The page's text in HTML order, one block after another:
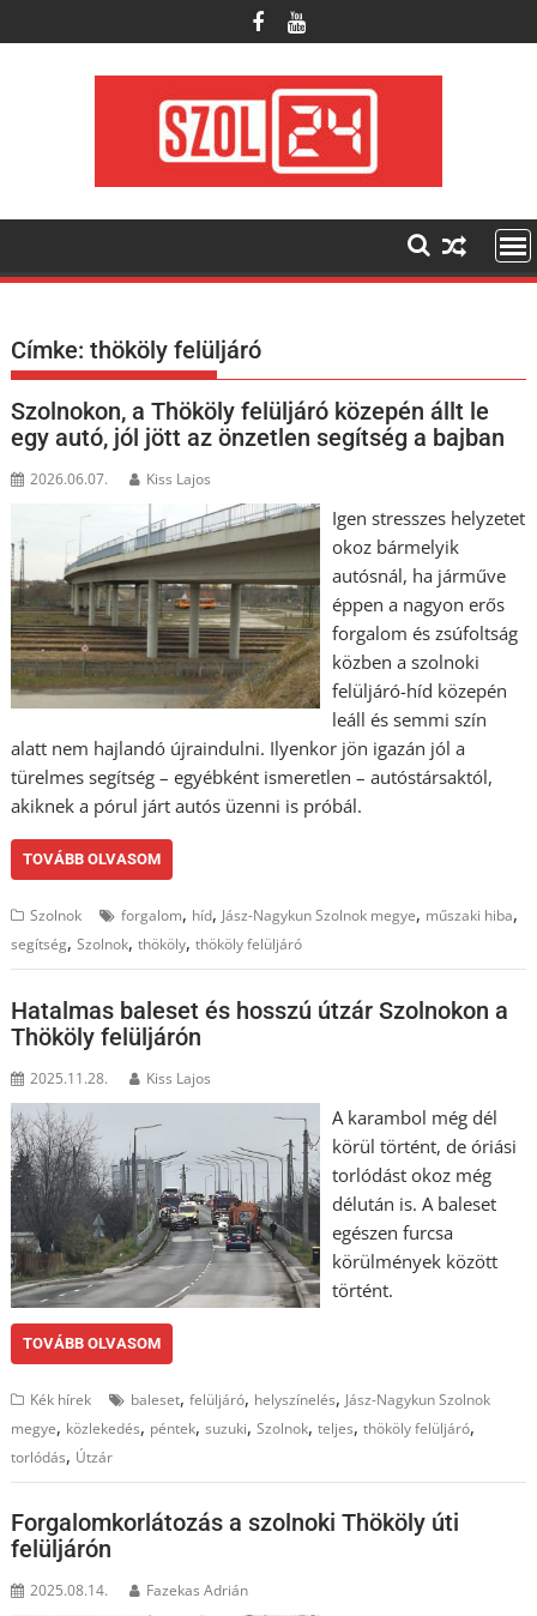
to
Címke:thököly felüljáró
Szolnokon, a Thököly felüljáró közepén állt le
egy autó, jól jött az önzetlen segítség a bajban
2026.06.07. Kiss Lajos
Igen stresszes helyzetet
okoz bármelyik
autósnál, ha járműve
éppen a nagyon erős
forgalom és zsúfoltság
közben a szolnoki
felüljáró-híd közepén
leáll és semmi szín
alatt nem hajlandó újraindulni. Ilyenkor jön igazán jól a
türelmes segítség – egyébként ismeretlen – autóstársaktól,
akiknek a pórul járt autós üzenni is próbál.
TOVÁBB OLVASOM
Szolnok forgalom, híd, Jász-Nagykun Szolnok megye, műszaki hiba,
segítség,Szolnok,thököly,thököly felüljáró
Hatalmas baleset és hosszú útzár Szolnokon a
Thököly felüljárón
2025.11.28. Kiss Lajos
A karambol még dél
körül történt, de óriási
torlódást okoz még
délután is. A baleset
egészen furcsa
körülmények között
történt.
TOVÁBB OLVASOM
Kék hírek baleset,felüljáró, helyszínelés, Jász-Nagykun Szolnok
megye, közlekedés, péntek,suzuki,Szolnok,teljes,thököly felüljáró,
torlódás, Útzár
Forgalomkorlátozás a szolnoki Thököly úti
felüljárón
2025.08.14. Fazekas Adrián